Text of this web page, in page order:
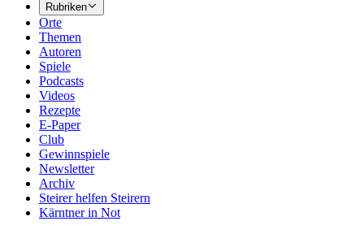
Rubriken
Orte
Themen
Autoren
Spiele
Podcasts
Videos
Rezepte
E-Paper
Club
Gewinnspiele
Newsletter
Archiv
Steirer helfen Steirern
Kärntner in Not